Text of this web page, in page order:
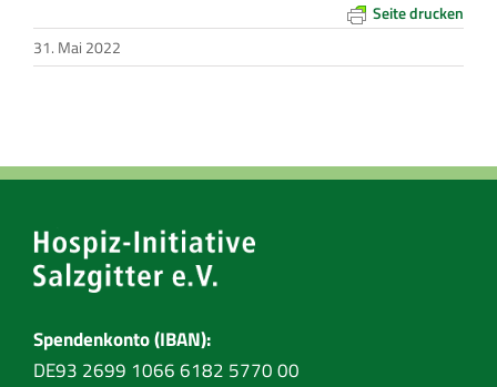
Seite drucken
31. Mai 2022
Spendenkonto (IBAN):
DE93 2699 1066 6182 5770 00